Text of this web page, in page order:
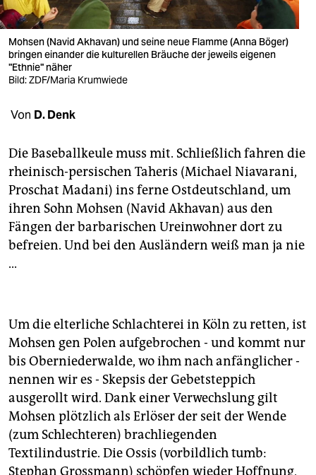
verlag
verlag
veranstaltungen
fragen & hilfe
unterstützen
abo
genossenschaft
epaper login
Mohsen (Navid Akhavan) und seine neue Flamme (Anna Böger)
bringen einander die kulturellen Bräuche der jeweils eigenen
"Ethnie" näher
Bild: ZDF/Maria Krumwiede
Von D. Denk
Die Baseballkeule muss mit. Schließlich fahren die
rheinisch-persischen Taheris (Michael Niavarani,
Proschat Madani) ins ferne Ostdeutschland, um
ihren Sohn Mohsen (Navid Akhavan) aus den
Fängen der barbarischen Ureinwohner dort zu
befreien. Und bei den Ausländern weiß man ja nie
...
Um die elterliche Schlachterei in Köln zu retten, ist
Mohsen gen Polen aufgebrochen - und kommt nur
bis Oberniederwalde, wo ihm nach anfänglicher -
nennen wir es - Skepsis der Gebetsteppich
ausgerollt wird. Dank einer Verwechslung gilt
Mohsen plötzlich als Erlöser der seit der Wende
(zum Schlechteren) brachliegenden
Textilindustrie. Die Ossis (vorbildlich tumb:
Stephan Grossmann) schöpfen wieder Hoffnung,